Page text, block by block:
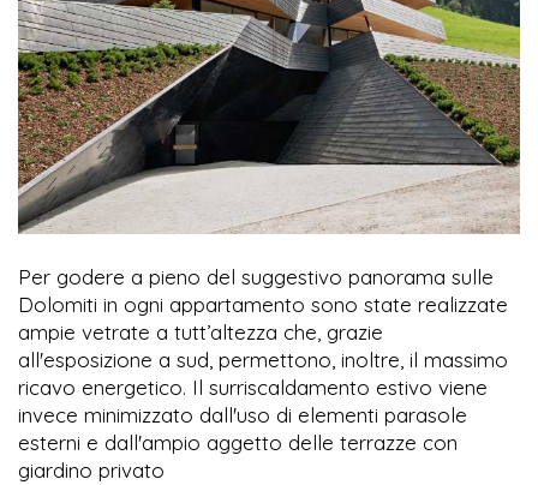
Per godere a pieno del suggestivo panorama sulle
Dolomiti in ogni appartamento sono state realizzate
ampie vetrate a tutt’altezza che, grazie
all'esposizione a sud, permettono, inoltre, il massimo
ricavo energetico. Il surriscaldamento estivo viene
invece minimizzato dall'uso di elementi parasole
esterni e dall'ampio aggetto delle terrazze con
giardino privato